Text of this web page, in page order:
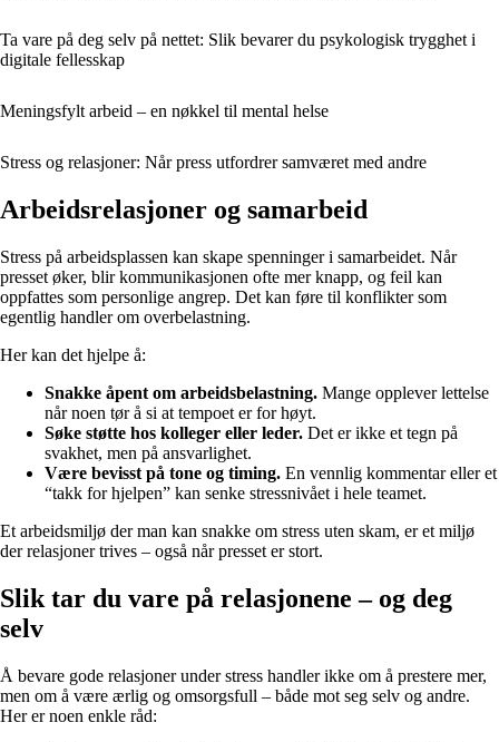
Ta vare på deg selv på nettet: Slik bevarer du psykologisk trygghet i
digitale fellesskap
Meningsfylt arbeid – en nøkkel til mental helse
Stress og relasjoner: Når press utfordrer samværet med andre
Arbeidsrelasjoner og samarbeid
Stress på arbeidsplassen kan skape spenninger i samarbeidet. Når
presset øker, blir kommunikasjonen ofte mer knapp, og feil kan
oppfattes som personlige angrep. Det kan føre til konflikter som
egentlig handler om overbelastning.
Her kan det hjelpe å:
Snakke åpent om arbeidsbelastning. Mange opplever lettelse
når noen tør å si at tempoet er for høyt.
Søke støtte hos kolleger eller leder. Det er ikke et tegn på
svakhet, men på ansvarlighet.
Være bevisst på tone og timing. En vennlig kommentar eller et
“takk for hjelpen” kan senke stressnivået i hele teamet.
Et arbeidsmiljø der man kan snakke om stress uten skam, er et miljø
der relasjoner trives – også når presset er stort.
Slik tar du vare på relasjonene – og deg
selv
Å bevare gode relasjoner under stress handler ikke om å prestere mer,
men om å være ærlig og omsorgsfull – både mot seg selv og andre.
Her er noen enkle råd: